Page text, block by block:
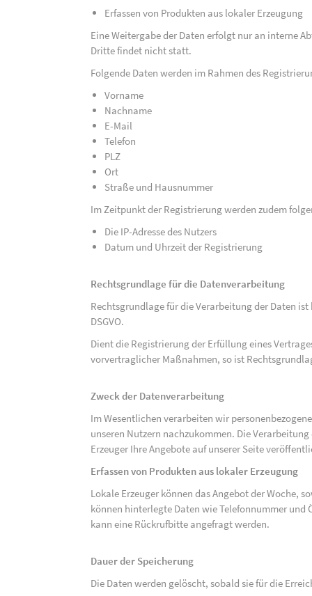
Erfassen von Produkten aus lokaler Erzeugung
Eine Weitergabe der Daten erfolgt nur an interne
Dritte findet nicht statt.
Folgende Daten werden im Rahmen des
Vorname
Nachname
E-Mail
Telefon
PLZ
Ort
Straße und Hausnummer
Im Zeitpunkt der Registrierung werden zudem
Die IP-Adresse des Nutzers
Datum und Uhrzeit der Registrierung
Rechtsgrundlage für die Datenverarbeitung
Rechtsgrundlage für die Verarbeitung der Daten
DSGVO.
Dient die Registrierung der Erfüllung eines
vorvertraglicher Maßnahmen, so ist
Zweck der Datenverarbeitung
Im Wesentlichen verarbeiten wir
unseren Nutzern nachzukommen. Die
Erzeuger Ihre Angebote auf unserer Seite
Erfassen von Produkten aus lokaler Erzeugung
Lokale Erzeuger können das Angebot der Woche,
können hinterlegte Daten wie Telefonnummer und
kann eine Rückrufbitte angefragt werden.
Dauer der Speicherung
Die Daten werden gelöscht, sobald sie für die